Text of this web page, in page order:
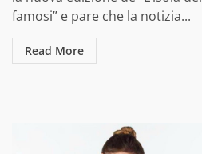
famosi” e pare che la notizia...
Read More